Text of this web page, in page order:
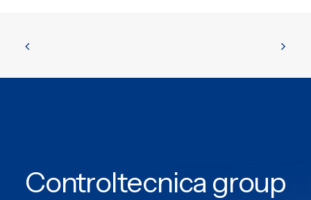
Controltecnica group